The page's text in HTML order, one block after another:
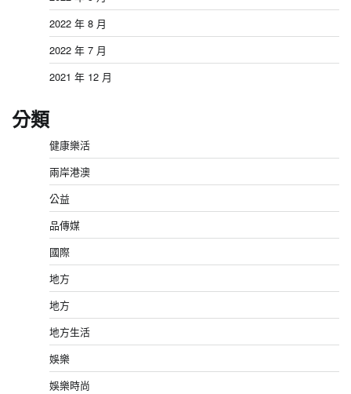
2022 年 8 月
2022 年 7 月
2021 年 12 月
分類
健康樂活
兩岸港澳
公益
品傳媒
國際
地方
地方
地方生活
娛樂
娛樂時尚